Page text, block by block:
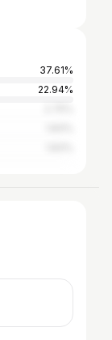
37.61%
22.94%